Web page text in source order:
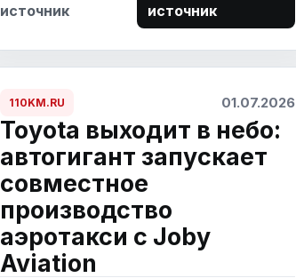
источник
источник
110KM.RU 01.07.2026
Toyota выходит в небо:
автогигант запускает
совместное
производство
аэротакси с Joby
Aviation